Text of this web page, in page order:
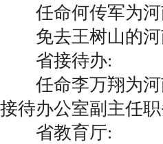
任命何传军为河
免去王树山的河
省接待办:
任命李万翔为河
接待办公室副主任职
省教育厅: